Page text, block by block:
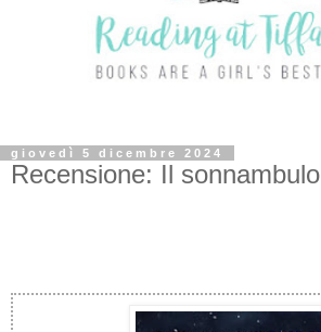
giovedì 5 dicembre 2024
Recensione: Il sonnambulo